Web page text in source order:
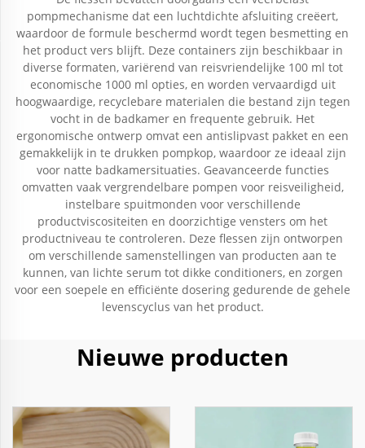
pompmechanisme dat een luchtdichte afsluiting creëert,
waardoor de formule beschermd wordt tegen besmetting en
het product vers blijft. Deze containers zijn beschikbaar in
diverse formaten, variërend van reisvriendelijke 100 ml tot
economische 1000 ml opties, en worden vervaardigd uit
hoogwaardige, recyclebare materialen die bestand zijn tegen
vocht in de badkamer en frequente gebruik. Het
ergonomische ontwerp omvat een antislipvast pakket en een
gemakkelijk in te drukken pompkop, waardoor ze ideaal zijn
voor natte badkamersituaties. Geavanceerde functies
omvatten vaak vergrendelbare pompen voor reisveiligheid,
instelbare spuitmonden voor verschillende
productviscositeiten en doorzichtige vensters om het
productniveau te controleren. Deze flessen zijn ontworpen
om verschillende samenstellingen van producten aan te
kunnen, van lichte serum tot dikke conditioners, en zorgen
voor een soepele en efficiënte dosering gedurende de gehele
levenscyclus van het product.
Nieuwe producten